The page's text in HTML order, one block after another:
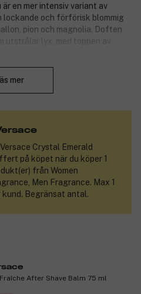
en mer intensiv variant av
lockande och förförisk blommig
pion och magnolia. Doften
utstrålar lyx, med toppen av
droppar av is.
pion, magnolia.
amber.
mer
Versace Crystal Emerald
på köpet när du köper 1
från Women
Men Fragrance. Max 1
kund. Begränsat antal.
After Shave Balm 75 ml